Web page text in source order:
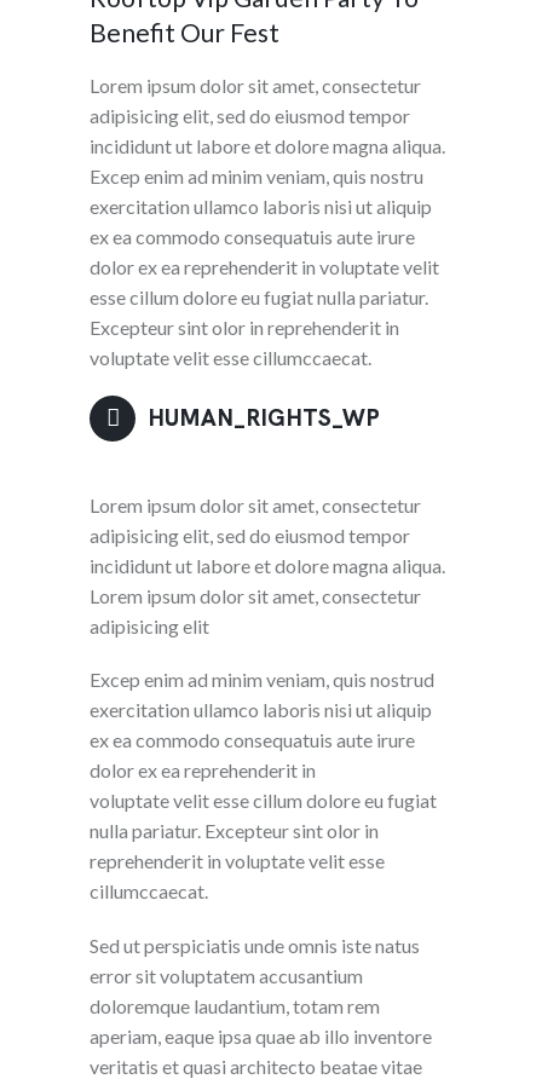
Benefit Our Fest
Lorem ipsum dolor sit amet, consectetur
adipisicing elit, sed do eiusmod tempor
incididunt ut labore et dolore magna aliqua.
Excep enim ad minim veniam, quis nostru
exercitation ullamco laboris nisi ut aliquip
ex ea commodo consequatuis aute irure
dolor ex ea reprehenderit in voluptate velit
esse cillum dolore eu fugiat nulla pariatur.
Excepteur sint olor in reprehenderit in
voluptate velit esse cillumccaecat.
HUMAN_RIGHTS_WP
Lorem ipsum dolor sit amet, consectetur
adipisicing elit, sed do eiusmod tempor
incididunt ut labore et dolore magna aliqua.
Lorem ipsum dolor sit amet, consectetur
adipisicing elit
Excep enim ad minim veniam, quis nostrud
exercitation ullamco laboris nisi ut aliquip
ex ea commodo consequatuis aute irure
dolor ex ea reprehenderit in
voluptate velit esse cillum dolore eu fugiat
nulla pariatur. Excepteur sint olor in
reprehenderit in voluptate velit esse
cillumccaecat.
Sed ut perspiciatis unde omnis iste natus
error sit voluptatem accusantium
doloremque laudantium, totam rem
aperiam, eaque ipsa quae ab illo inventore
veritatis et quasi architecto beatae vitae